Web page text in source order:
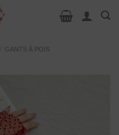
GANTS À POIS